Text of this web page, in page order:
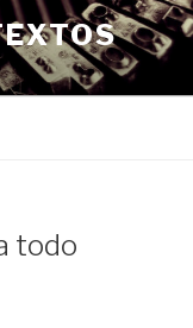
todo